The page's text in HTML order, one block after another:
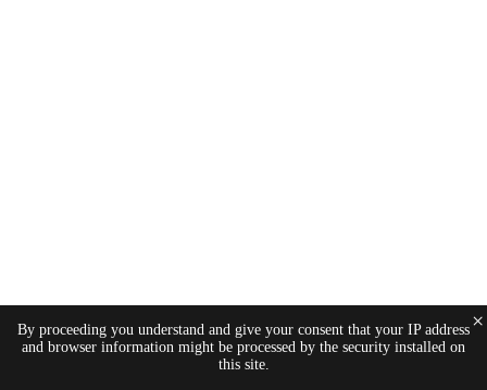
By proceeding you understand and give your consent that your IP address
and browser information might be processed by the security installed on
this site.
×